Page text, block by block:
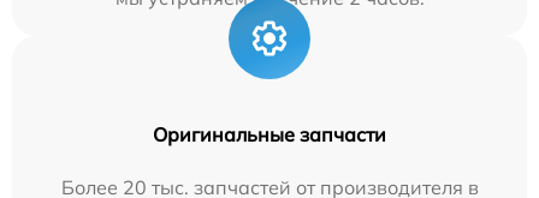
Оригинальные запчасти
Более 20 тыс. запчастей от производителя в